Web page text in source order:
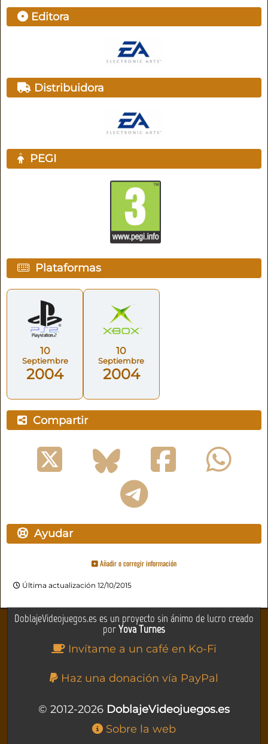
Editora
Distribuidora
PEGI
Plataformas
10
Septiembre
2004
10
Septiembre
2004
Compartir
Ayudar
Añadir o corregir información
Última actualización 12/10/2015
DoblajeVideojuegos.es es un proyecto sin ánimo de lucro creado
porYova Turnes
Invítame a un café en Ko-Fi
Haz una donación vía PayPal
© 2012-2026 DoblajeVideojuegos.es
Sobre la web